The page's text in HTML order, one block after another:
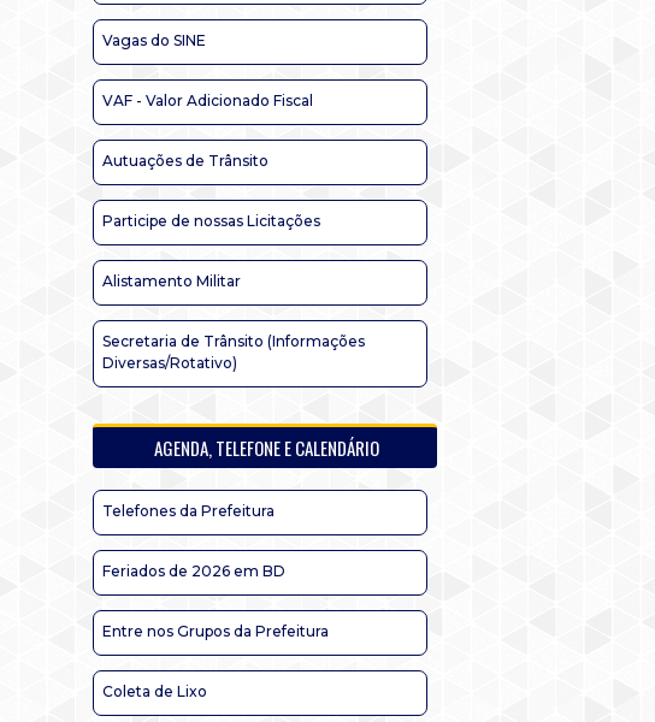
Vagas do SINE
VAF - Valor Adicionado Fiscal
Autuações de Trânsito
Participe de nossas Licitações
Alistamento Militar
Secretaria de Trânsito (Informações
Diversas/Rotativo)
AGENDA, TELEFONE E CALENDÁRIO
Telefones da Prefeitura
Feriados de 2026 em BD
Entre nos Grupos da Prefeitura
Coleta de Lixo